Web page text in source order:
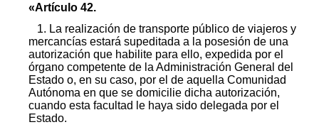
«Artículo 42.
1. La realización de transporte público de viajeros y
mercancías estará supeditada a la posesión de una
autorización que habilite para ello, expedida por el
órgano competente de la Administración General del
Estado o, en su caso, por el de aquella Comunidad
Autónoma en que se domicilie dicha autorización,
cuando esta facultad le haya sido delegada por el
Estado.